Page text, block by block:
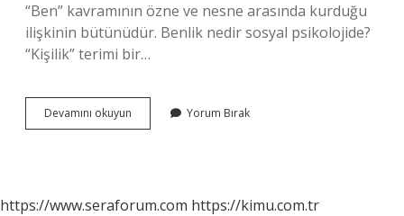
“Ben” kavramının özne ve nesne arasında kurduğu
ilişkinin bütünüdür. Benlik nedir sosyal psikolojide?
“Kişilik” terimi bir…
Devamını okuyun
Kavramı
Yorum Bırak
https://www.seraforum.com https://kimu.com.tr